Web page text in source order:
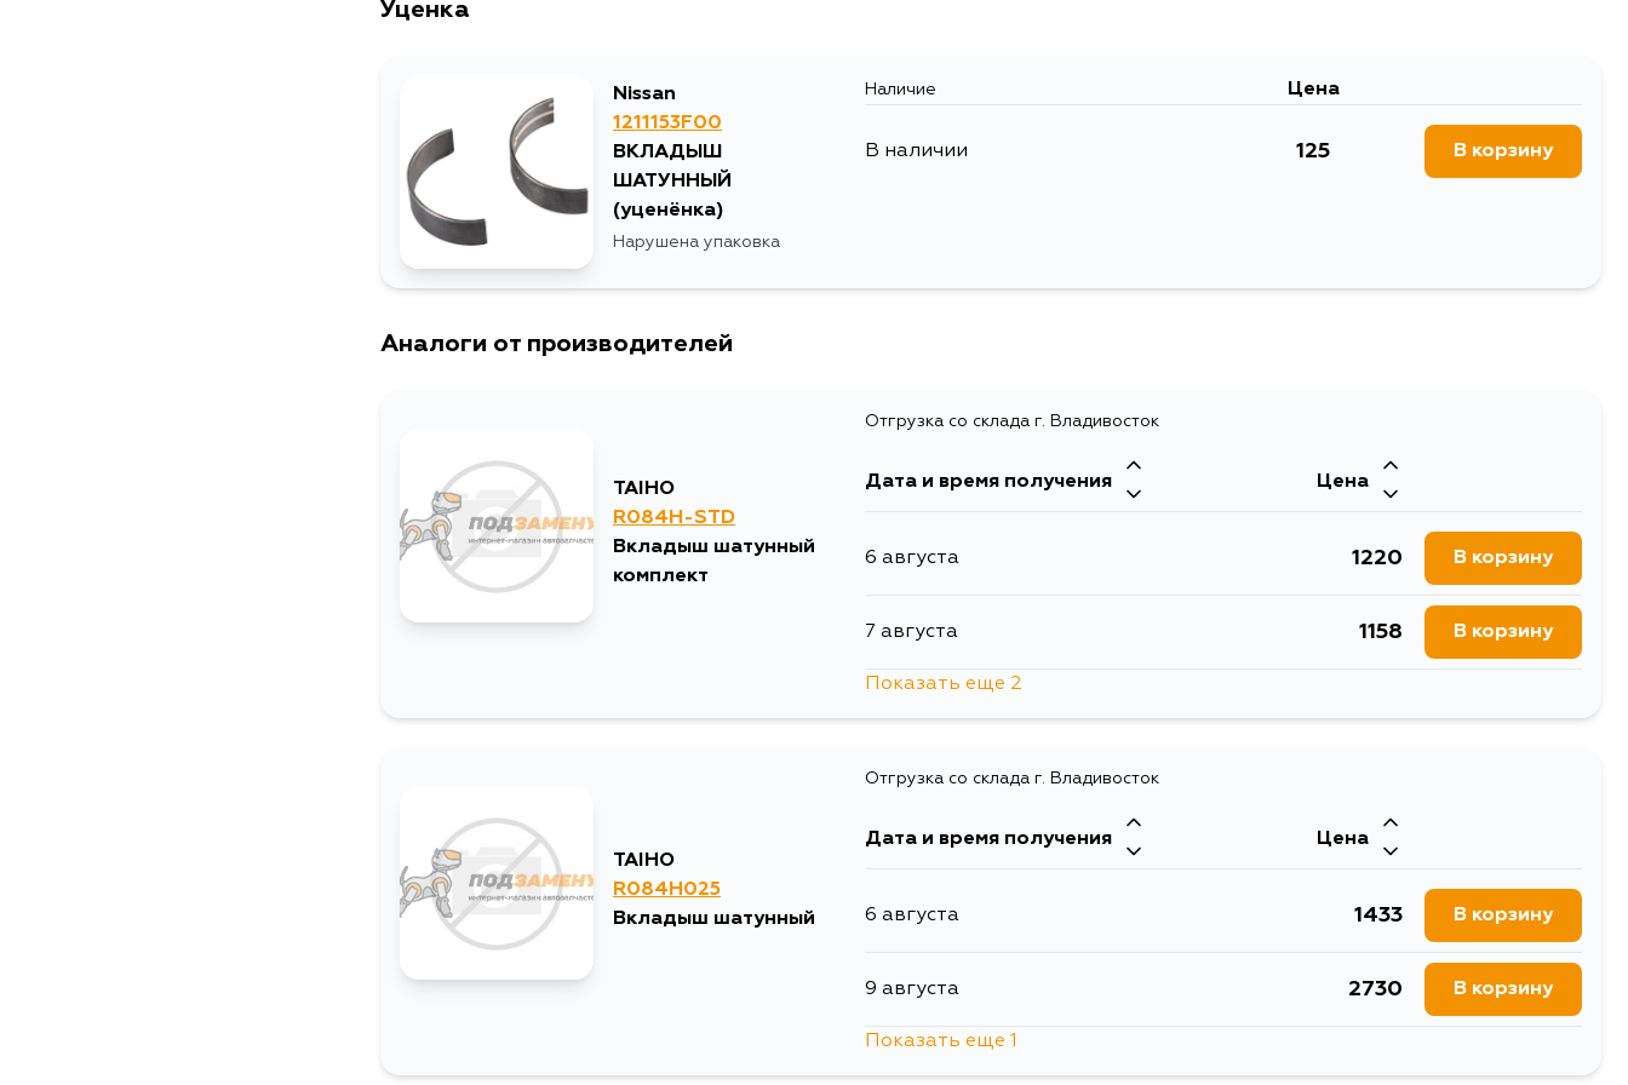
Уценка
Nissan
1211153F00
ВКЛАДЫШ
ШАТУННЫЙ
(уценёнка)
Нарушена упаковка
Наличие Цена
В наличии 125 В корзину
Аналоги от производителей
TAIHO
R084H-STD
Вкладыш шатунный
комплект
Отгрузка со склада г. Владивосток
Дата и время получения Цена
6 августа 1220 В корзину
7 августа 1158 В корзину
11 августа
Показать еще 2
TAIHO
R084H025
Вкладыш шатунный
Отгрузка со склада г. Владивосток
Дата и время получения Цена
6 августа 1433 В корзину
9 августа 2730 В корзину
Показать еще 1